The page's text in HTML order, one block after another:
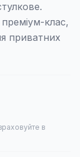
клас,
приватних
в